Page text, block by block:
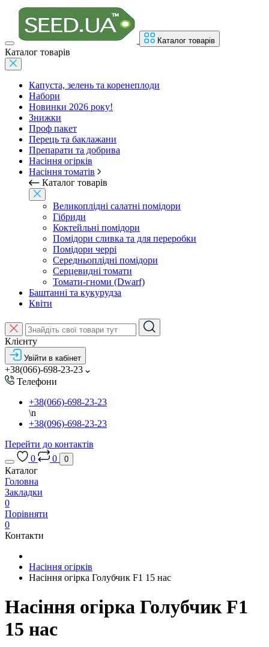
Каталог товарів
Каталог товарів
Капуста, зелень та коренеплоди
Набори
Новинки 2026 року!
Знижки
Проф пакет
Перець та баклажани
Препарати та добрива
Насіння огірків
Насіння томатів
Каталог товарів
Великоплідні салатні помідори
Гібриди
Коктейльні помідори
Помідори сливка та для переробки
Помідори черрі
Середньоплідні помідори
Серцевидні томати
Томати-гноми (Dwarf)
Баштанні та кукурудза
Квіти
Клієнту
Увійти в кабінет
+38(066)-698-23-23
Телефони
+38(066)-698-23-23
\n
+38(096)-698-23-23
Перейти до контактів
0
0 0
Каталог
Головна
Закладки
0
Порівняти
0
Контакти
Насіння огірків
Насіння огірка Голубчик F1 15 нас
Насіння огірка Голубчик F1
15 нас